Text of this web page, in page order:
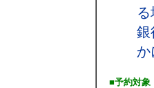
銀
か
■予約対象